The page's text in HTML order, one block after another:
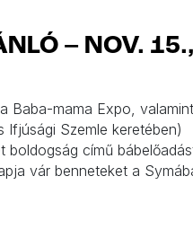
– NOV. 15.,
Baba-mama Expo,
Ifjúsági Szemle keretében)
boldogság című
vár benneteket a